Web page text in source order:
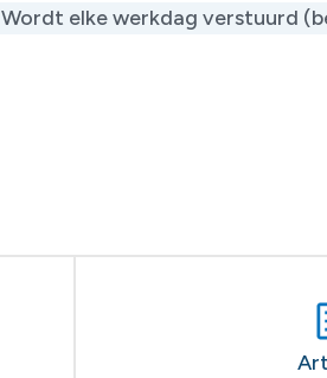
Wordt elke werkdag verstuurd